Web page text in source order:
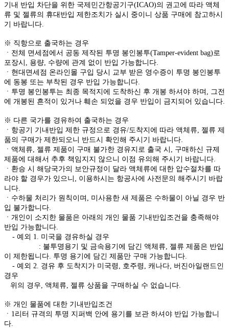
기내 반입 차단을 위한 국제민간항공기구(ICAO)의 권고에 따라 액체
류 및 젤류의 휴대반입 제한조치가 실시 중이니 상품 구매에 참고하시
기 바랍니다.
※ 직항으로 출국하는 경우
ㆍ전체 면세점에서 공동 제작된 투명 봉인봉투(Tamper-evident bag)로
포장시, 용량, 수량에 관계 없이 반입 가능합니다.
ㆍ현대면세점 온라인몰 구입 당시 교부 받은 영수증이 투명 봉인봉투
에 동봉 또는 부착된 경우 반입 가능합니다.
ㆍ투명 봉인봉투는 최종 목적지에 도착하신 후 개봉 하셔야 하며, 그전
에 개봉된 흔적이 있거나 훼손 되었을 경우 반입이 금지되어 있습니다.
※ 다른 국가를 경유하여 출국하는 경우
ㆍ항공기 기내반입 제한 규정으로 경유/도착지에 따라 액체류, 젤류 제
품의 구매가 제한되오니 반드시 확인해 주시기 바랍니다.
ㆍ액체류, 젤류 제품이 구매 불가한 경유지로 출국 시, 구매하신 규제
제품에 대해서 추후 책임지지 않으니 이점 유의해 주시기 바랍니다.
ㆍ환승 시 해당국가의 보안규정이 달라 액체류에 대한 압수절차를 따
라야 할 경우가 있으니, 이용하시는 항공사에 사전문의 해주시기 바랍
니다.
ㆍ수하물 처리가 원칙이며, 미사용한 새 제품은 수하물이 아닐 경우 반
입 불가합니다.
ㆍ개인이 소지한 물품은 아래의 개인 물품 기내반입조건을 충족해야
반입 가능합니다.
- 예외 1. 미국을 경유하실 경우
: 불투명용기 및 금속용기에 담긴 액체류, 젤류 제품은 반입
이 제한됩니다. 투명 용기에 담긴 제품만 구매 가능합니다.
- 예외 2. 경유 후 도착지가 미국령, 호주령, 캐나다, 버진아일랜드인
경우
위의 경우, 액체류, 젤류 상품을 구매하실 수 없습니다.
※ 개인 물품에 대한 기내반입조건
ㆍ1리터 규격의 투명 지퍼백 안에 용기를 보관 하셔야 반입 가능합니
다.